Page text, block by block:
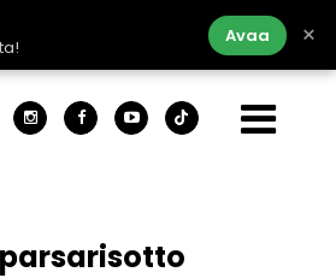
Avaa ×
parsarisotto